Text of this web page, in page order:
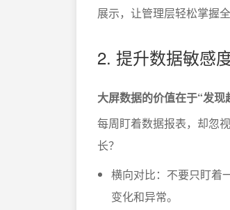
展示，让管理层轻松掌握
2. 提升数据敏感
大屏数据的价值在于“发
每周盯着数据报表，却忽
长？
横向对比：不要只盯着
变化和异常。